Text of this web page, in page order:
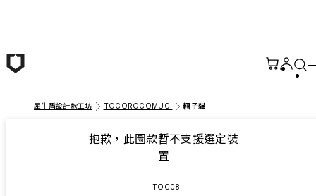
犀牛盾設計款工坊 TOCOROCOMUGI 糰子貓
抱歉，此圖款暫不支援選定裝
置
TOC08